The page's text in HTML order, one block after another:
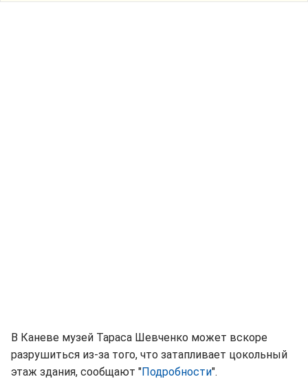
В Каневе музей Тараса Шевченко может вскоре
разрушиться из-за того, что затапливает цокольный
этаж здания, сообщают "Подробности".